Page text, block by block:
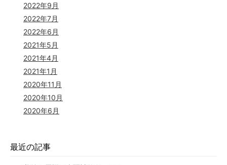
2022年9月
2022年7月
2022年6月
2021年5月
2021年4月
2021年1月
2020年11月
2020年10月
2020年6月
最近の記事